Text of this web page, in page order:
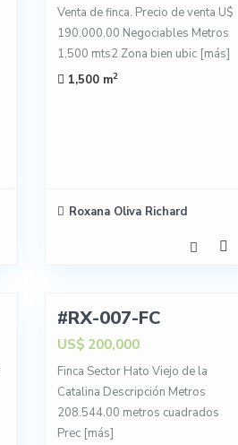
Venta de finca. Precio de venta U$
190.000.00 Negociables Metros
1,500 mts2 Zona bien ubic [más]
1,500 m2
Roxana Oliva Richard
#RX-007-FC
US$ 200,000
Finca Sector Hato Viejo de la
Catalina Descripción Metros
208.544.00 metros cuadrados
Prec [más]